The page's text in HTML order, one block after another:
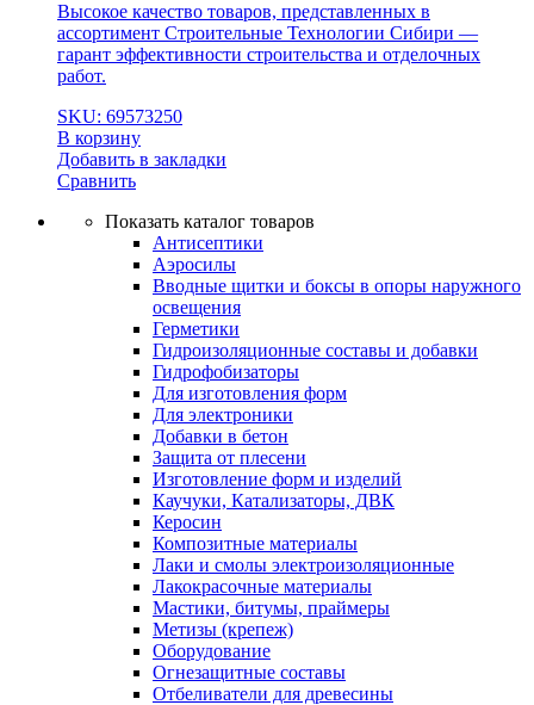
Высокое качество товаров, представленных в
ассортимент Строительные Технологии Сибири —
гарант эффективности строительства и отделочных
работ.
SKU: 69573250
В корзину
Добавить в закладки
Сравнить
Показать каталог товаров
Антисептики
Аэросилы
Вводные щитки и боксы в опоры наружного
освещения
Герметики
Гидроизоляционные составы и добавки
Гидрофобизаторы
Для изготовления форм
Для электроники
Добавки в бетон
Защита от плесени
Изготовление форм и изделий
Каучуки, Катализаторы, ДВК
Керосин
Композитные материалы
Лаки и смолы электроизоляционные
Лакокрасочные материалы
Мастики, битумы, праймеры
Метизы (крепеж)
Оборудование
Огнезащитные составы
Отбеливатели для древесины